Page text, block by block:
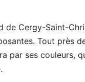
de Cergy-Saint-
Tout près
par ses couleurs,